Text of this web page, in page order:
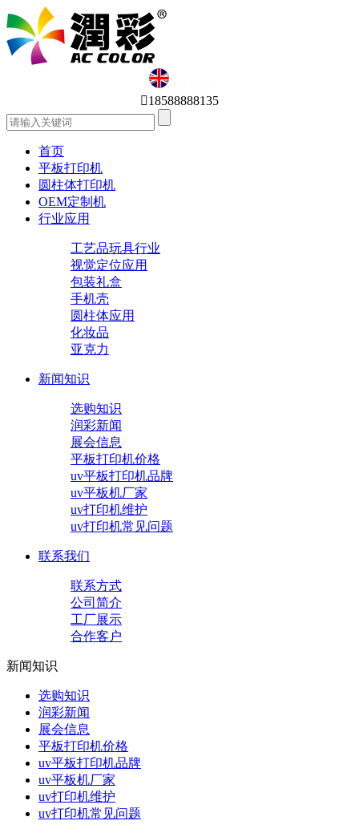
English
18588888135
首页
平板打印机
圆柱体打印机
OEM定制机
行业应用
工艺品玩具行业
视觉定位应用
包装礼盒
手机壳
圆柱体应用
化妆品
亚克力
新闻知识
选购知识
润彩新闻
展会信息
平板打印机价格
uv平板打印机品牌
uv平板机厂家
uv打印机维护
uv打印机常见问题
联系我们
联系方式
公司简介
工厂展示
合作客户
新闻知识
选购知识
润彩新闻
展会信息
平板打印机价格
uv平板打印机品牌
uv平板机厂家
uv打印机维护
uv打印机常见问题